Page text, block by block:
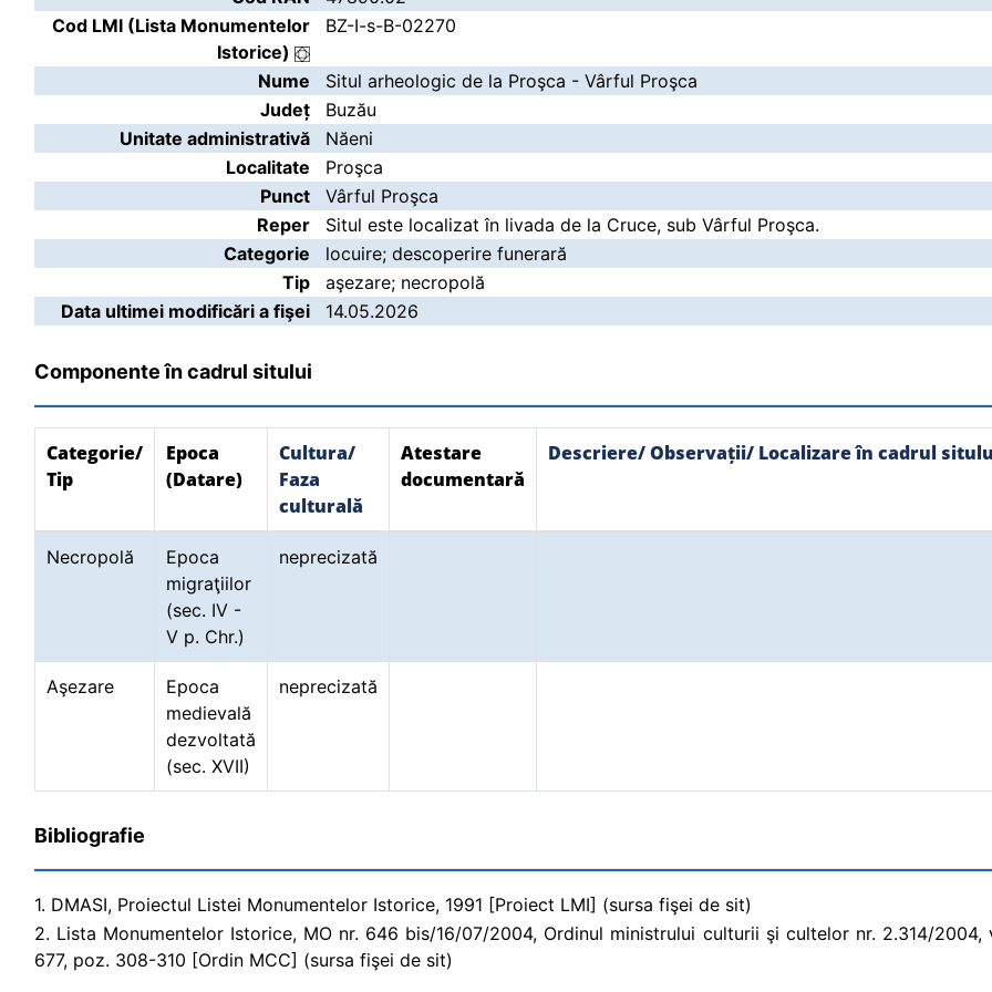
Cod LMI (Lista Monumentelor
Istorice)
BZ-I-s-B-02270
Nume
Situl arheologic de la Proşca - Vârful Proşca
Județ
Buzău
Unitate administrativă
Năeni
Localitate
Proşca
Punct
Vârful Proşca
Reper
Situl este localizat în livada de la Cruce, sub Vârful Proşca.
Categorie
locuire; descoperire funerară
Tip
aşezare; necropolă
Data ultimei modificări a fişei
14.05.2026
Componente în cadrul sitului
Categorie/
Tip
Epoca
(Datare)
Cultura/
Faza
culturală
Atestare
documentară
Descriere/ Observații/ Localizare în cadrul
Necropolă
Epoca
migraţiilor
(sec. IV -
V p. Chr.)
neprecizată
Aşezare
Epoca
medievală
dezvoltată
(sec. XVII)
neprecizată
Bibliografie
1. DMASI, Proiectul Listei Monumentelor Istorice, 1991 [Proiect LMI] (sursa fişei de sit)
2. Lista Monumentelor Istorice, MO nr. 646 bis/16/07/2004, Ordinul ministrului culturii şi cultelor nr. 2.314/2004,
677, poz. 308-310 [Ordin MCC] (sursa fişei de sit)